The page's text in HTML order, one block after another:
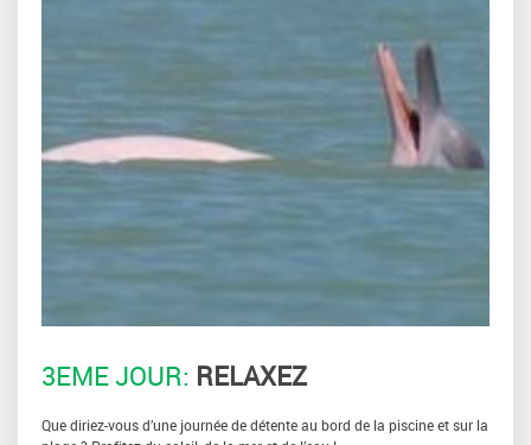
3EME JOUR: RELAXEZ
Que diriez-vous d’une journée de détente au bord de la piscine et sur la